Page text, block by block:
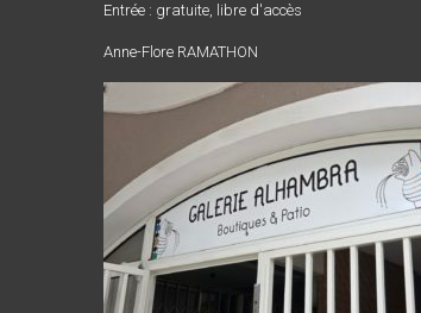
Entrée : gratuite, libre d'accès
Anne-Flore RAMATHON